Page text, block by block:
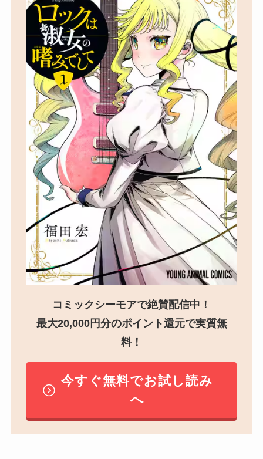
コミックシーモアで絶賛配信中！
最大20,000円分のポイント還元で実質無
料！
今すぐ無料でお試し読み
へ